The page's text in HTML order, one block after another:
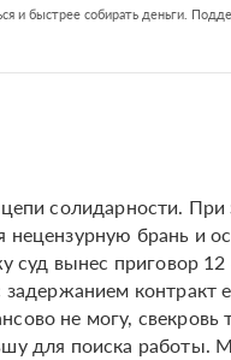
и быстрее собирать деньги.
солидарности.
нецензурную брань и
суд вынес приговор
контракт
не могу, свекровь
для поиска работы.